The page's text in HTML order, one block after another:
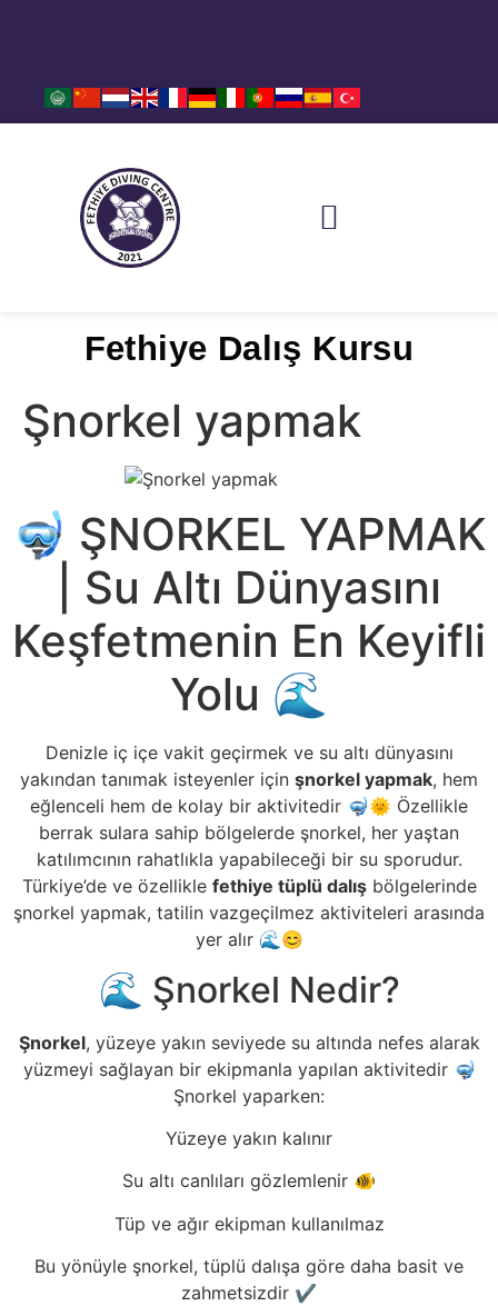
Fethiye Dalış Kursu
Şnorkel yapmak
🤿 ŞNORKEL YAPMAK
| Su Altı Dünyasını
Keşfetmenin En Keyifli
Yolu 🌊
Denizle iç içe vakit geçirmek ve su altı dünyasını
yakından tanımak isteyenler için şnorkel yapmak, hem
eğlenceli hem de kolay bir aktivitedir 🤿🌞 Özellikle
berrak sulara sahip bölgelerde şnorkel, her yaştan
katılımcının rahatlıkla yapabileceği bir su sporudur.
Türkiye’de ve özellikle fethiye tüplü dalışbölgelerinde
şnorkel yapmak, tatilin vazgeçilmez aktiviteleri arasında
yer alır 🌊😊
🌊 Şnorkel Nedir?
Şnorkel, yüzeye yakın seviyede su altında nefes alarak
yüzmeyi sağlayan bir ekipmanla yapılan aktivitedir 🤿
Şnorkel yaparken:
Yüzeye yakın kalınır
Su altı canlıları gözlemlenir 🐠
Tüp ve ağır ekipman kullanılmaz
Bu yönüyle şnorkel, tüplü dalışa göre daha basit ve
zahmetsizdir ✔️